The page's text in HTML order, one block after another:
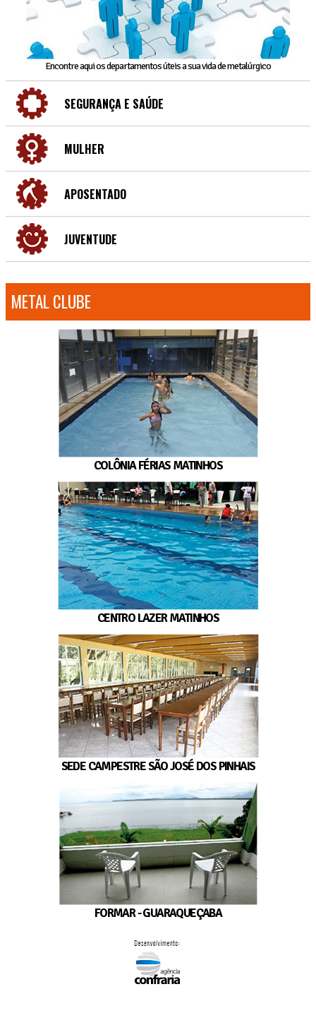
Encontre aqui os departamentos úteis a sua vida de metalúrgico
SEGURANÇA E SAÚDE
MULHER
APOSENTADO
JUVENTUDE
METAL CLUBE
COLÔNIA FÉRIAS MATINHOS
CENTRO LAZER MATINHOS
SEDE CAMPESTRE SÃO JOSÉ DOS PINHAIS
FORMAR - GUARAQUEÇABA